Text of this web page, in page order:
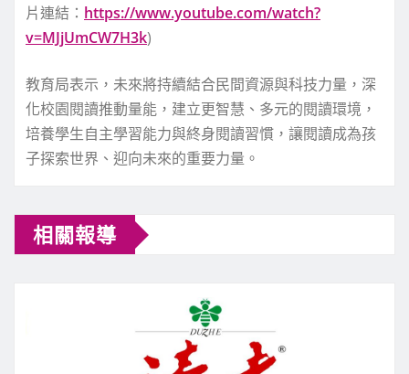
片連結： https://www.youtube.com/watch?
v=MJjUmCW7H3k)
教育局表示，未來將持續結合民間資源與科技力量，深
化校園閱讀推動量能，建立更智慧、多元的閱讀環境，
培養學生自主學習能力與終身閱讀習慣，讓閱讀成為孩
子探索世界、迎向未來的重要力量。
相關報導